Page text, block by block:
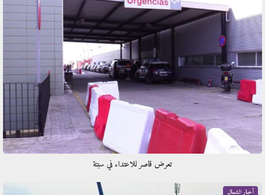
تعرض قاصر للاعتداء في سبتة
أخبار الشمال